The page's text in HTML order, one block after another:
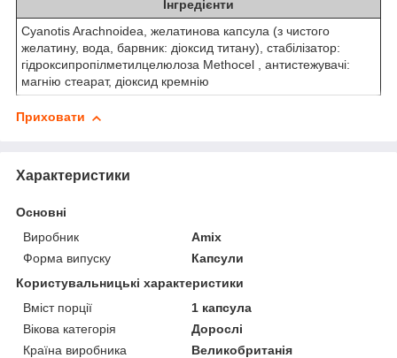
Інгредієнти
Cyanotis Arachnoidea, желатинова капсула (з чистого
желатину, вода, барвник: діоксид титану), стабілізатор:
гідроксипропілметилцелюлоза Methocel , антистежувачі:
магнію стеарат, діоксид кремнію
Приховати
Характеристики
Основні
Виробник
Amix
Форма випуску
Капсули
Користувальницькі характеристики
Вміст порції
1 капсула
Вікова категорія
Дорослі
Країна виробника
Великобританія